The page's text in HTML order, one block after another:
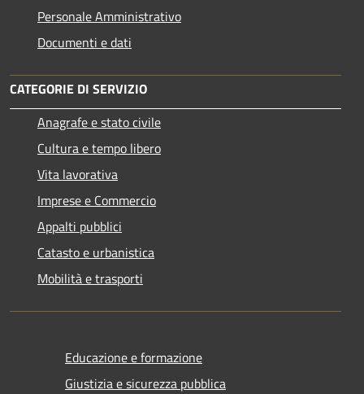
Personale Amministrativo
Documenti e dati
CATEGORIE DI SERVIZIO
Anagrafe e stato civile
Cultura e tempo libero
Vita lavorativa
Imprese e Commercio
Appalti pubblici
Catasto e urbanistica
Mobilità e trasporti
Educazione e formazione
Giustizia e sicurezza pubblica